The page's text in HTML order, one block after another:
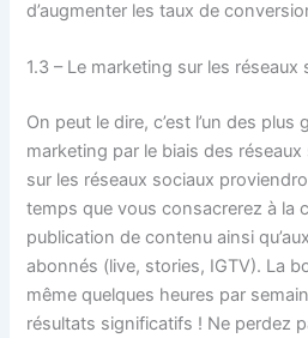
d’augmenter les taux de
1.3 – Le marketing sur les
On peut le dire, c’est l’un des
marketing par le biais des
sur les réseaux sociaux
temps que vous consacrerez à la
publication de contenu ainsi
abonnés (live, stories, IGTV). La
même quelques heures par
résultats significatifs ! Ne perdez